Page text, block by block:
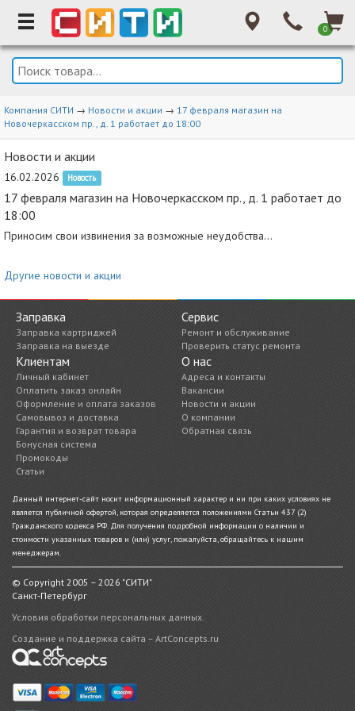
0
Компания СИТИ → Новости и акции → 17 февраля магазин на
Новочеркасском пр., д. 1 работает до 18:00
Новости и акции
16.02.2026 Новость
17 февраля магазин на Новочеркасском пр., д. 1 работает до
18:00
Приносим свои извинения за возможные неудобства...
Другие новости и акции
Заправка
Заправка картриджей
Заправка на выезде
Сервис
Ремонт и обслуживание
Проверить статус ремонта
Клиентам
Личный кабинет
Оплатить заказ онлайн
Оформление и оплата заказов
Самовывоз и доставка
Гарантия и возврат товара
Бонусная система
Промокоды
Статьи
О нас
Адреса и контакты
Вакансии
Новости и акции
О компании
Обратная связь
Данный интернет-сайт носит информационный характер и ни при каких условиях не
является публичной офертой, которая определяется положениями Статьи 437 (2)
Гражданского кодекса РФ. Для получения подробной информации о наличии и
стоимости указанных товаров и (или) услуг, пожалуйста, обращайтесь к нашим
менеджерам.
© Copyright 2005 – 2026 "СИТИ"
Санкт-Петербург
Условия обработки персональных данных.
Создание и поддержка сайта – ArtConcepts.ru